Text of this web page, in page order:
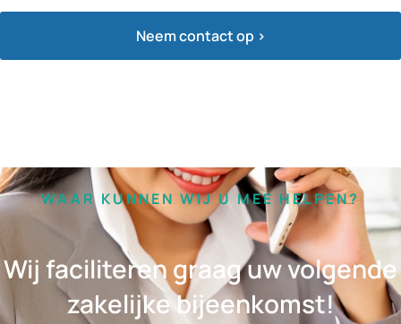
Neem contact op >
WAAR KUNNEN WIJ U MEE HELPEN?
Wij faciliteren graag uw volgende
zakelijke bijeenkomst!